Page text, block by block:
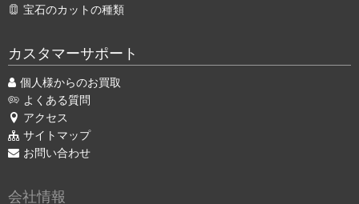
宝石のカットの種類
カスタマーサポート
個人様からのお買取
よくある質問
アクセス
サイトマップ
お問い合わせ
会社情報